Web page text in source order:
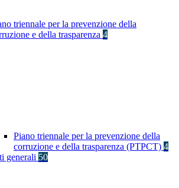
triennale per la prevenzione della
e della trasparenza 4
Piano triennale per la prevenzione della
corruzione e della trasparenza (PTPCT) 4
generali 50